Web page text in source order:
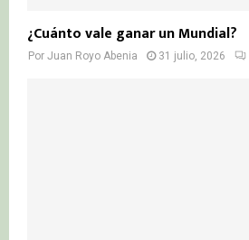
¿Cuánto vale ganar un Mundial?
Por Juan Royo Abenia 31 julio, 2026